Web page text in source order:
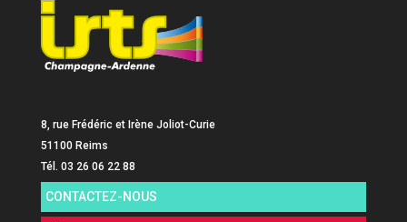
8, rue Frédéric et Irène Joliot-Curie
51100 Reims
Tél. 03 26 06 22 88
CONTACTEZ-NOUS